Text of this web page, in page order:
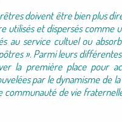
doivent être bien plus
utilisés et dispersés comme
au service cultuel ou
». Parmi leurs
la première place pour
par le dynamisme de
de vie